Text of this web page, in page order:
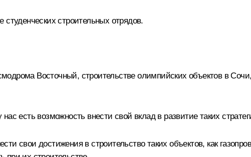
строительных отрядов.
Восточный, строительстве олимпийских объектов в
есть возможность внести свой вклад в развитие таких
свои достижения в строительство таких объектов, как